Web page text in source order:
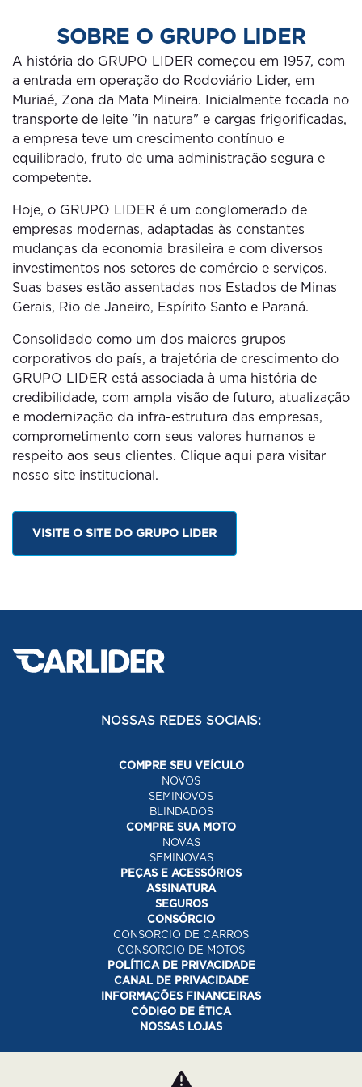
SOBRE O GRUPO LIDER
A história do GRUPO LIDER começou em 1957, com
a entrada em operação do Rodoviário Lider, em
Muriaé, Zona da Mata Mineira. Inicialmente focada no
transporte de leite "in natura" e cargas frigorificadas,
a empresa teve um crescimento contínuo e
equilibrado, fruto de uma administração segura e
competente.
Hoje, o GRUPO LIDER é um conglomerado de
empresas modernas, adaptadas às constantes
mudanças da economia brasileira e com diversos
investimentos nos setores de comércio e serviços.
Suas bases estão assentadas nos Estados de Minas
Gerais, Rio de Janeiro, Espírito Santo e Paraná.
Consolidado como um dos maiores grupos
corporativos do país, a trajetória de crescimento do
GRUPO LIDER está associada à uma história de
credibilidade, com ampla visão de futuro, atualização
e modernização da infra-estrutura das empresas,
comprometimento com seus valores humanos e
respeito aos seus clientes. Clique aqui para visitar
nosso site institucional.
VISITE O SITE DO GRUPO LIDER
NOSSAS REDES SOCIAIS:
COMPRE SEU VEÍCULO
NOVOS
SEMINOVOS
BLINDADOS
COMPRE SUA MOTO
NOVAS
SEMINOVAS
PEÇAS E ACESSÓRIOS
ASSINATURA
SEGUROS
CONSÓRCIO
CONSORCIO DE CARROS
CONSORCIO DE MOTOS
POLÍTICA DE PRIVACIDADE
CANAL DE PRIVACIDADE
INFORMAÇÕES FINANCEIRAS
CÓDIGO DE ÉTICA
NOSSAS LOJAS
Desacelere. Seu bem maior é a vida.